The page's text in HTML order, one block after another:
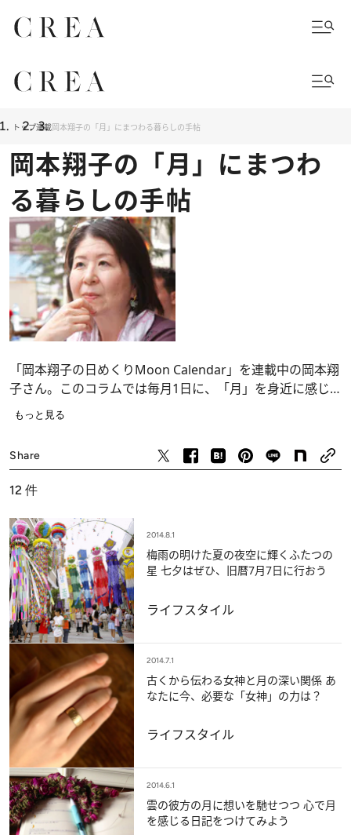
トップ連載岡本翔子の「月」にまつわる暮らしの手帖
岡本翔子の「月」にまつわ
る暮らしの手帖
「岡本翔子の日めくりMoon Calendar」を連載中の岡本翔
子さん。このコラムでは毎月1日に、「月」を身近に感じ
ながら、季節の移ろいをこまやかに感じ取り、日々の暮ら
もっと見る
Share
12 件
2014.8.1
梅雨の明けた夏の夜空に輝くふたつの
星 七夕はぜひ、旧暦7月7日に行おう
ライフスタイル
2014.7.1
古くから伝わる女神と月の深い関係 あ
なたに今、必要な「女神」の力は？
ライフスタイル
2014.6.1
雲の彼方の月に想いを馳せつつ 心で月
を感じる日記をつけてみよう